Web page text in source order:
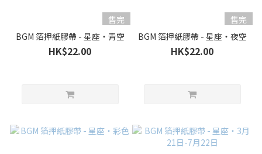
售完
BGM 箔押紙膠帶 - 星座・青空
HK$22.00
售完
BGM 箔押紙膠帶 - 星座・夜空
HK$22.00